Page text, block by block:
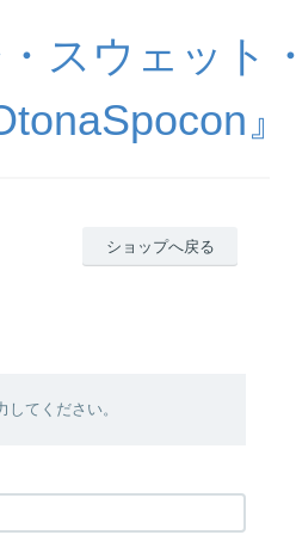
スウェット・
』
ショップへ戻る
てください。